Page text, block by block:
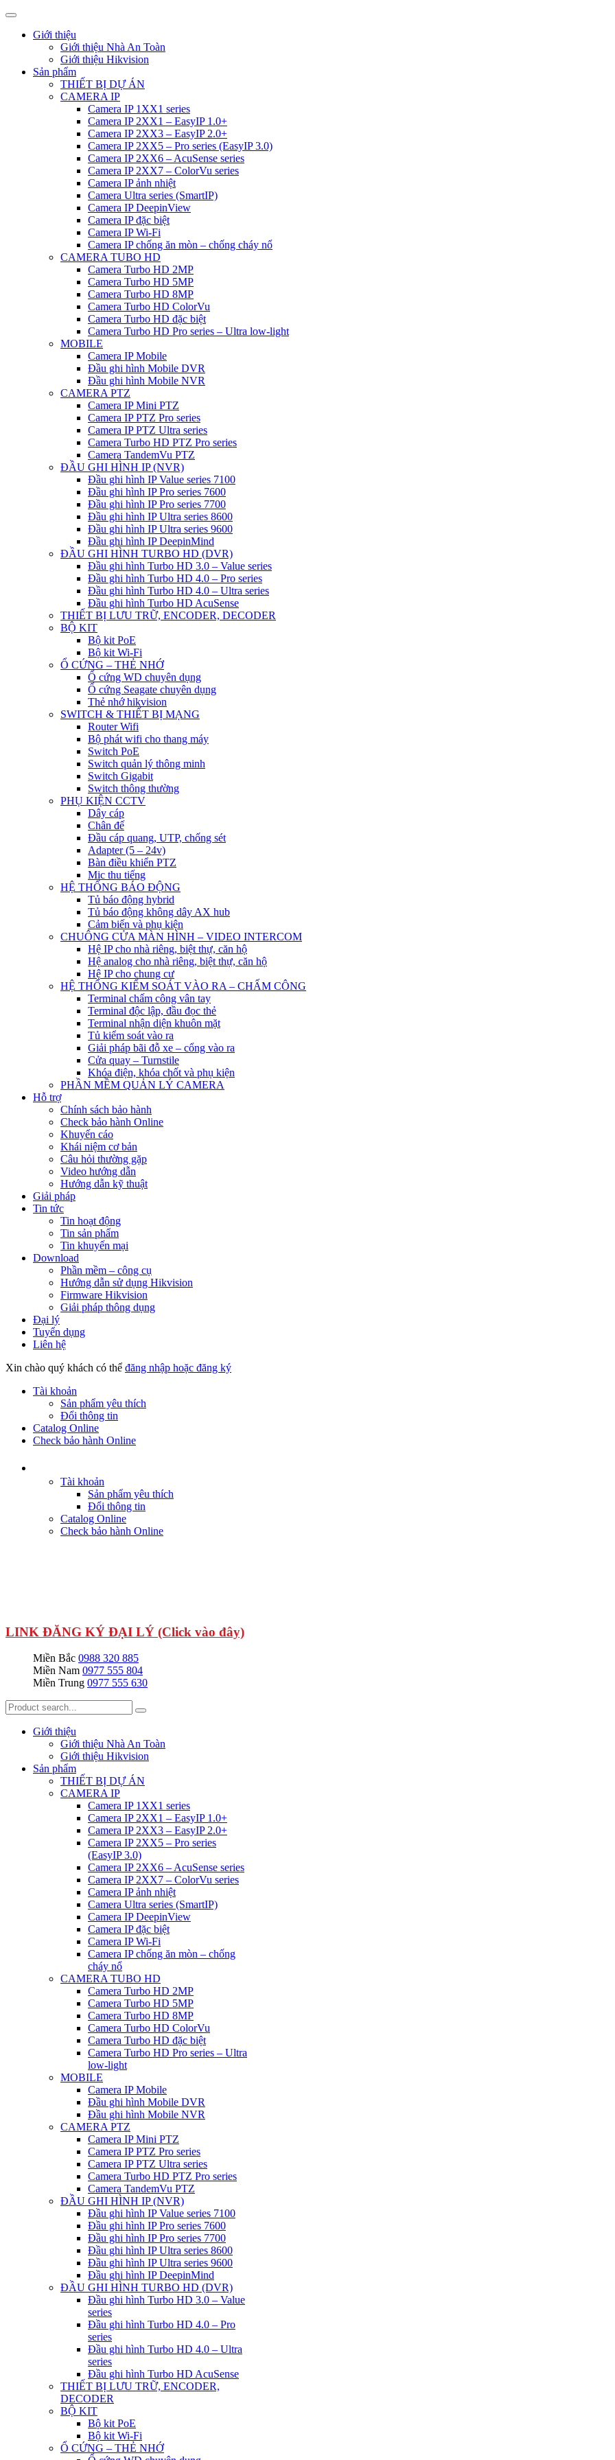
Giới thiệu
Giới thiệu Nhà An Toàn
Giới thiệu Hikvision
Sản phẩm
THIẾT BỊ DỰ ÁN
CAMERA IP
Camera IP 1XX1 series
Camera IP 2XX1 – EasyIP 1.0+
Camera IP 2XX3 – EasyIP 2.0+
Camera IP 2XX5 – Pro series (EasyIP 3.0)
Camera IP 2XX6 – AcuSense series
Camera IP 2XX7 – ColorVu series
Camera IP ảnh nhiệt
Camera Ultra series (SmartIP)
Camera IP DeepinView
Camera IP đặc biệt
Camera IP Wi-Fi
Camera IP chống ăn mòn – chống cháy nổ
CAMERA TUBO HD
Camera Turbo HD 2MP
Camera Turbo HD 5MP
Camera Turbo HD 8MP
Camera Turbo HD ColorVu
Camera Turbo HD đặc biệt
Camera Turbo HD Pro series – Ultra low-light
MOBILE
Camera IP Mobile
Đầu ghi hình Mobile DVR
Đầu ghi hình Mobile NVR
CAMERA PTZ
Camera IP Mini PTZ
Camera IP PTZ Pro series
Camera IP PTZ Ultra series
Camera Turbo HD PTZ Pro series
Camera TandemVu PTZ
ĐẦU GHI HÌNH IP (NVR)
Đầu ghi hình IP Value series 7100
Đầu ghi hình IP Pro series 7600
Đầu ghi hình IP Pro series 7700
Đầu ghi hình IP Ultra series 8600
Đầu ghi hình IP Ultra series 9600
Đầu ghi hình IP DeepinMind
ĐẦU GHI HÌNH TURBO HD (DVR)
Đầu ghi hình Turbo HD 3.0 – Value series
Đầu ghi hình Turbo HD 4.0 – Pro series
Đầu ghi hình Turbo HD 4.0 – Ultra series
Đầu ghi hình Turbo HD AcuSense
THIẾT BỊ LƯU TRỮ, ENCODER, DECODER
BỘ KIT
Bộ kit PoE
Bộ kit Wi-Fi
Ổ CỨNG – THẺ NHỚ
Ổ cứng WD chuyên dụng
Ổ cứng Seagate chuyên dụng
Thẻ nhớ hikvision
SWITCH & THIẾT BỊ MẠNG
Router Wifi
Bộ phát wifi cho thang máy
Switch PoE
Switch quản lý thông minh
Switch Gigabit
Switch thông thường
PHỤ KIỆN CCTV
Dây cáp
Chân đế
Đầu cáp quang, UTP, chống sét
Adapter (5 – 24v)
Bàn điều khiển PTZ
Mic thu tiếng
HỆ THỐNG BÁO ĐỘNG
Tủ báo động hybrid
Tủ báo động không dây AX hub
Cảm biến và phụ kiện
CHUÔNG CỬA MÀN HÌNH – VIDEO INTERCOM
Hệ IP cho nhà riêng, biệt thự, căn hộ
Hệ analog cho nhà riêng, biệt thự, căn hộ
Hệ IP cho chung cư
HỆ THỐNG KIỂM SOÁT VÀO RA – CHẤM CÔNG
Terminal chấm công vân tay
Terminal độc lập, đầu đọc thẻ
Terminal nhận diện khuôn mặt
Tủ kiểm soát vào ra
Giải pháp bãi đỗ xe – cổng vào ra
Cửa quay – Turnstile
Khóa điện, khóa chốt và phụ kiện
PHẦN MỀM QUẢN LÝ CAMERA
Hỗ trợ
Chính sách bảo hành
Check bảo hành Online
Khuyến cáo
Khái niệm cơ bản
Câu hỏi thường gặp
Video hướng dẫn
Hướng dẫn kỹ thuật
Giải pháp
Tin tức
Tin hoạt động
Tin sản phẩm
Tin khuyến mại
Download
Phần mềm – công cụ
Hướng dẫn sử dụng Hikvision
Firmware Hikvision
Giải pháp thông dụng
Đại lý
Tuyển dụng
Liên hệ
Xin chào quý khách có thể đăng nhập hoặc đăng ký
Tài khoản
Sản phẩm yêu thích
Đổi thông tin
Catalog Online
Check bảo hành Online
Tài khoản
Sản phẩm yêu thích
Đổi thông tin
Catalog Online
Check bảo hành Online
LINK ĐĂNG KÝ ĐẠI LÝ (Click vào đây)
Miền Bắc 0988 320 885
Miền Nam 0977 555 804
Miền Trung 0977 555 630
Giới thiệu
Giới thiệu Nhà An Toàn
Giới thiệu Hikvision
Sản phẩm
THIẾT BỊ DỰ ÁN
CAMERA IP
Camera IP 1XX1 series
Camera IP 2XX1 – EasyIP 1.0+
Camera IP 2XX3 – EasyIP 2.0+
Camera IP 2XX5 – Pro series
(EasyIP 3.0)
Camera IP 2XX6 – AcuSense series
Camera IP 2XX7 – ColorVu series
Camera IP ảnh nhiệt
Camera Ultra series (SmartIP)
Camera IP DeepinView
Camera IP đặc biệt
Camera IP Wi-Fi
Camera IP chống ăn mòn – chống
cháy nổ
CAMERA TUBO HD
Camera Turbo HD 2MP
Camera Turbo HD 5MP
Camera Turbo HD 8MP
Camera Turbo HD ColorVu
Camera Turbo HD đặc biệt
Camera Turbo HD Pro series – Ultra
low-light
MOBILE
Camera IP Mobile
Đầu ghi hình Mobile DVR
Đầu ghi hình Mobile NVR
CAMERA PTZ
Camera IP Mini PTZ
Camera IP PTZ Pro series
Camera IP PTZ Ultra series
Camera Turbo HD PTZ Pro series
Camera TandemVu PTZ
ĐẦU GHI HÌNH IP (NVR)
Đầu ghi hình IP Value series 7100
Đầu ghi hình IP Pro series 7600
Đầu ghi hình IP Pro series 7700
Đầu ghi hình IP Ultra series 8600
Đầu ghi hình IP Ultra series 9600
Đầu ghi hình IP DeepinMind
ĐẦU GHI HÌNH TURBO HD (DVR)
Đầu ghi hình Turbo HD 3.0 – Value
series
Đầu ghi hình Turbo HD 4.0 – Pro
series
Đầu ghi hình Turbo HD 4.0 – Ultra
series
Đầu ghi hình Turbo HD AcuSense
THIẾT BỊ LƯU TRỮ, ENCODER,
DECODER
BỘ KIT
Bộ kit PoE
Bộ kit Wi-Fi
Ổ CỨNG – THẺ NHỚ